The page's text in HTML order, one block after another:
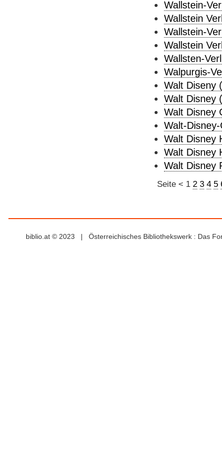
Wallstein-
Wallstein
Wallstein-
Wallstein
Wallsten-
Walpurgis-
Walt Diseny
Walt Disney
Walt Disney
Walt-
Walt Disney
Walt Disney
Walt Disney
Seite < 1 2 3 4 5
biblio.at © 2023 | Österreichisches Bibliothekswerk : Das